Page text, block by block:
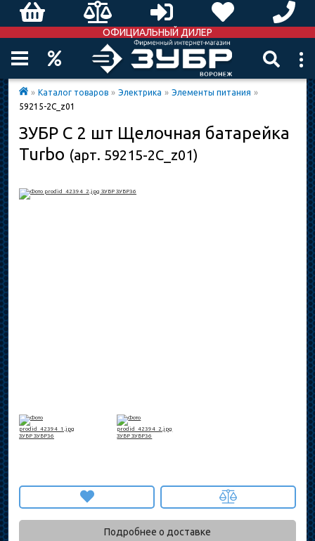
ОФИЦИАЛЬНЫЙ ДИЛЕР
» Каталог товаров » Электрика » Элементы питания »
59215-2C_z01
ЗУБР C 2 шт Щелочная батарейка
Turbo (арт. 59215-2C_z01)
Подробнее о доставке